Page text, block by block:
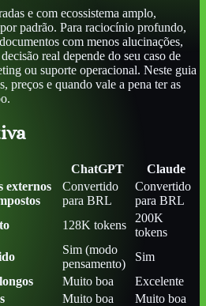
e com ecossistema amplo,
padrão. Para raciocínio profundo,
com menos alucinações,
real depende do seu caso de
ou suporte operacional. Neste guia
preços e quando vale a pena ter as
ChatGPT
Claude
externos
Convertido
para BRL
Convertido
para BRL
128K tokens
200K
tokens
Sim (modo
pensamento)
Sim
Muito boa
Excelente
Muito boa
Muito boa